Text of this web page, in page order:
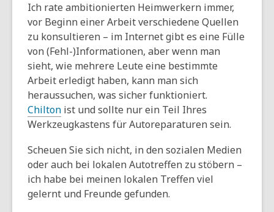
Ich rate ambitionierten Heimwerkern immer,
vor Beginn einer Arbeit verschiedene Quellen
zu konsultieren – im Internet gibt es eine Fülle
von (Fehl-)Informationen, aber wenn man
sieht, wie mehrere Leute eine bestimmte
Arbeit erledigt haben, kann man sich
heraussuchen, was sicher funktioniert.
Chilton ist und sollte nur ein Teil Ihres
Werkzeugkastens für Autoreparaturen sein.
Scheuen Sie sich nicht, in den sozialen Medien
oder auch bei lokalen Autotreffen zu stöbern –
ich habe bei meinen lokalen Treffen viel
gelernt und Freunde gefunden.